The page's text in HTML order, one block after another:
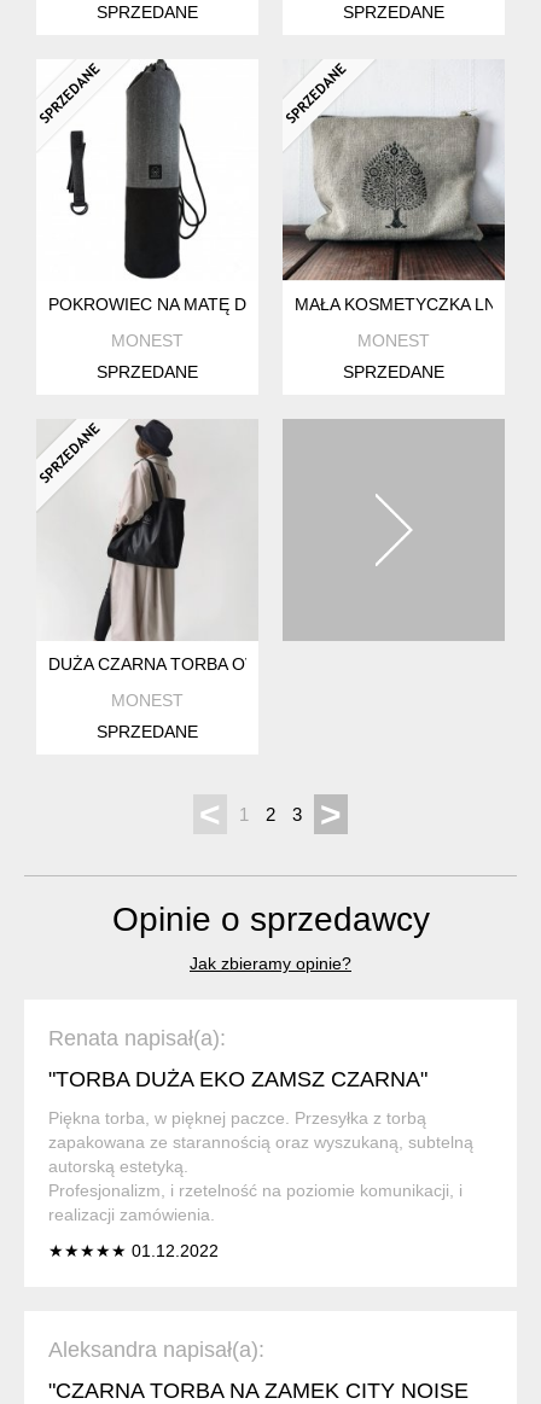
SPRZEDANE
SPRZEDANE
POKROWIEC NA MATĘ DO JOGI
MONEST
SPRZEDANE
MAŁA KOSMETYCZKA
MONEST
SPRZEDANE
DUŻA CZARNA TORBA OVERSIZE NA RAMIĘ
MONEST
SPRZEDANE
< 1 2 3 >
Opinie o sprzedawcy
Jak zbieramy opinie?
Renata napisał(a):
"TORBA DUŻA EKO ZAMSZ CZARNA"
Piękna torba, w pięknej paczce. Przesyłka z torbą
zapakowana ze starannością oraz wyszukaną, subtelną
autorską estetyką.
Profesjonalizm, i rzetelność na poziomie komunikacji, i
realizacji zamówienia.
★★★★★ 01.12.2022
Aleksandra napisał(a):
"CZARNA TORBA NA ZAMEK CITY NOISE